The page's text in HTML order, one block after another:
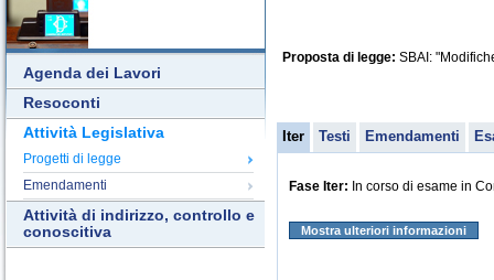
Agenda dei Lavori
Resoconti
Attività Legislativa
Progetti di legge
Emendamenti
Attività di indirizzo, controllo e
conoscitiva
Proposta di legge: SBAI:
Iter Testi Emendamenti
Fase Iter: In corso di esame in
Mostra ulteriori informazioni